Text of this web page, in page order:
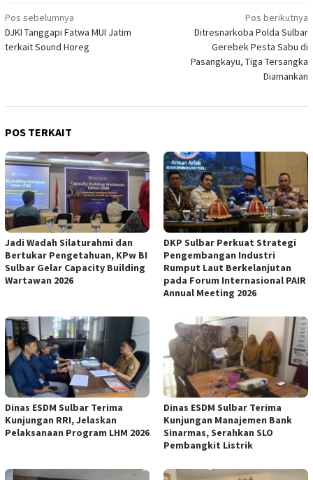
Navigasi
pos
Pos sebelumnya
DJKI Tanggapi Fatwa MUI Jatim
terkait Sound Horeg
Pos berikutnya
Ditresnarkoba Polda Sulbar
Gerebek Pesta Sabu di
Pasangkayu, Tiga Tersangka
Diamankan
POS TERKAIT
Jadi Wadah Silaturahmi dan
Bertukar Pengetahuan, KPw BI
Sulbar Gelar Capacity Building
Wartawan 2026
DKP Sulbar Perkuat Strategi
Pengembangan Industri
Rumput Laut Berkelanjutan
pada Forum Internasional PAIR
Annual Meeting 2026
Dinas ESDM Sulbar Terima
Kunjungan RRI, Jelaskan
Pelaksanaan Program LHM 2026
Dinas ESDM Sulbar Terima
Kunjungan Manajemen Bank
Sinarmas, Serahkan SLO
Pembangkit Listrik